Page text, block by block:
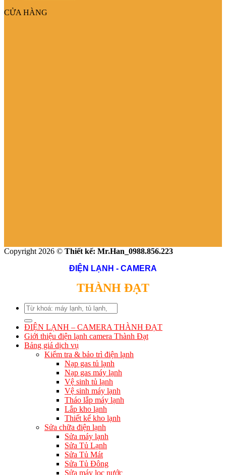
CỬA HÀNG
Copyright 2026 © Thiết kế: Mr.Han_0988.856.223
ĐIỆN LẠNH - CAMERA
THÀNH ĐẠT
Search
for:
ĐIỆN LẠNH – CAMERA THÀNH ĐẠT
Giới thiệu điện lạnh camera Thành Đạt
Bảng giá dịch vụ
Kiểm tra & bảo trì điện lạnh
Nạp gas tủ lạnh
Nạp gas máy lạnh
Vệ sinh tủ lạnh
Vệ sinh máy lạnh
Tháo lắp máy lạnh
Lắp kho lạnh
Thiết kế kho lạnh
Sửa chữa điện lạnh
Sửa máy lạnh
Sửa Tủ Lạnh
Sửa Tủ Mát
Sửa Tủ Đông
Sửa máy lọc nước